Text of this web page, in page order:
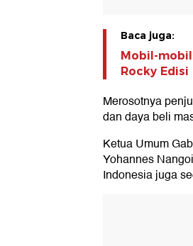
Baca juga:
Mobil-
Rocky
Merosotnya
dan daya beli
Ketua Umum
Yohannes
Indonesia juga